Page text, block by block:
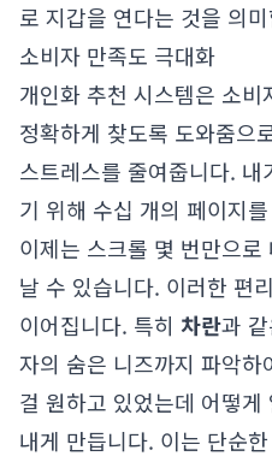
로 지갑을 연다는 것을 의
소비자 만족도 극대화
개인화 추천 시스템은 소
정확하게 찾도록 도와줌으
스트레스를 줄여줍니다.
기 위해 수십 개의 페이지
이제는 스크롤 몇 번만으
날 수 있습니다. 이러한 편
이어집니다. 특히 차란과
자의 숨은 니즈까지 파악
걸 원하고 있었는데 어떻
내게 만듭니다. 이는 단순